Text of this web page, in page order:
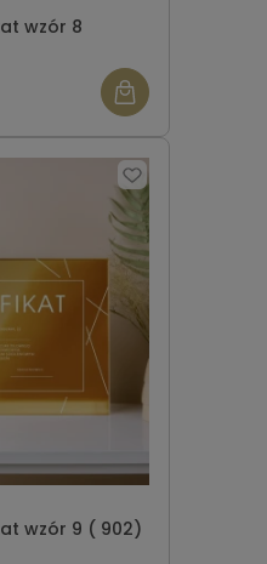
wzór 8
wzór 9 ( 902)